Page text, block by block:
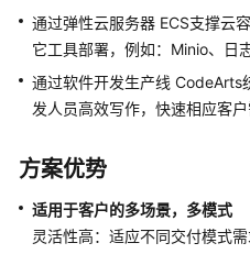
友
装
备
制
造
业
数
字
化
通过弹性云服务器 ECS支撑云
它工具部署，例如：Minio、日
通过软件开发生产线 CodeArts
发人员高效写作，快速相应客
方案优势
适用于客户的多场景，多模式
灵活性高：适应不同交付模式